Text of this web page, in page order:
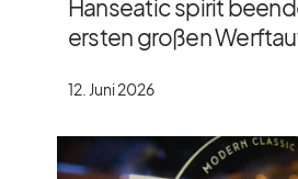
Hanseatic spirit
ersten großen
12. Juni 2026